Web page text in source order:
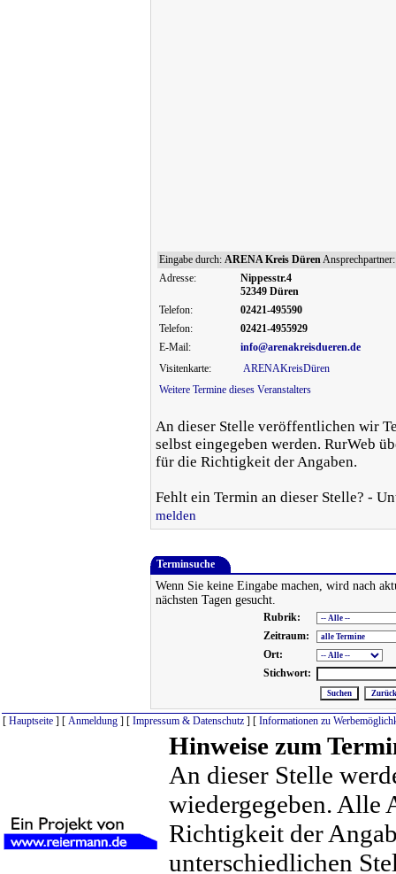
Eingabe durch: ARENA Kreis Düren
Adresse:
Nippesstr.4
52349 Düren
Telefon:
02421-495590
Telefon:
02421-4955929
E-Mail:
info@arenakreisdueren.de
Visitenkarte:
ARENAKreisDüren
Weitere Termine dieses Veranstalters
An dieser Stelle veröffentlichen wir
selbst eingegeben werden. RurWeb
für die Richtigkeit der Angaben.
Fehlt ein Termin an dieser Stelle? -
melden
Terminsuche
Wenn Sie keine Eingabe machen, wird nach
nächsten Tagen gesucht.
Rubrik:
Zeitraum:
Ort:
Stichwort:
[ Hauptseite ] [ Anmeldung ] [ Impressum & Datenschutz ] [ Informationen zu
Hinweise zum
An dieser Stelle
wiedergegeben. Alle
Richtigkeit der
unterschiedlichen